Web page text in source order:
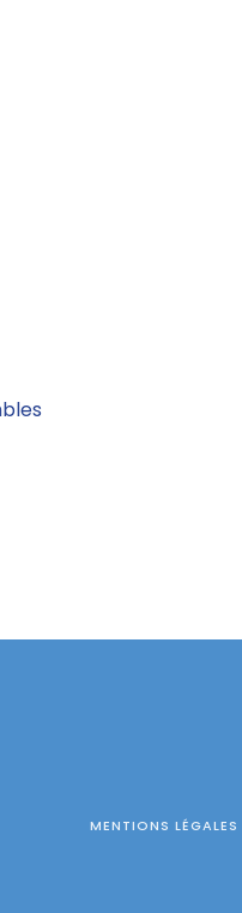
MENTIONS LÉGALES